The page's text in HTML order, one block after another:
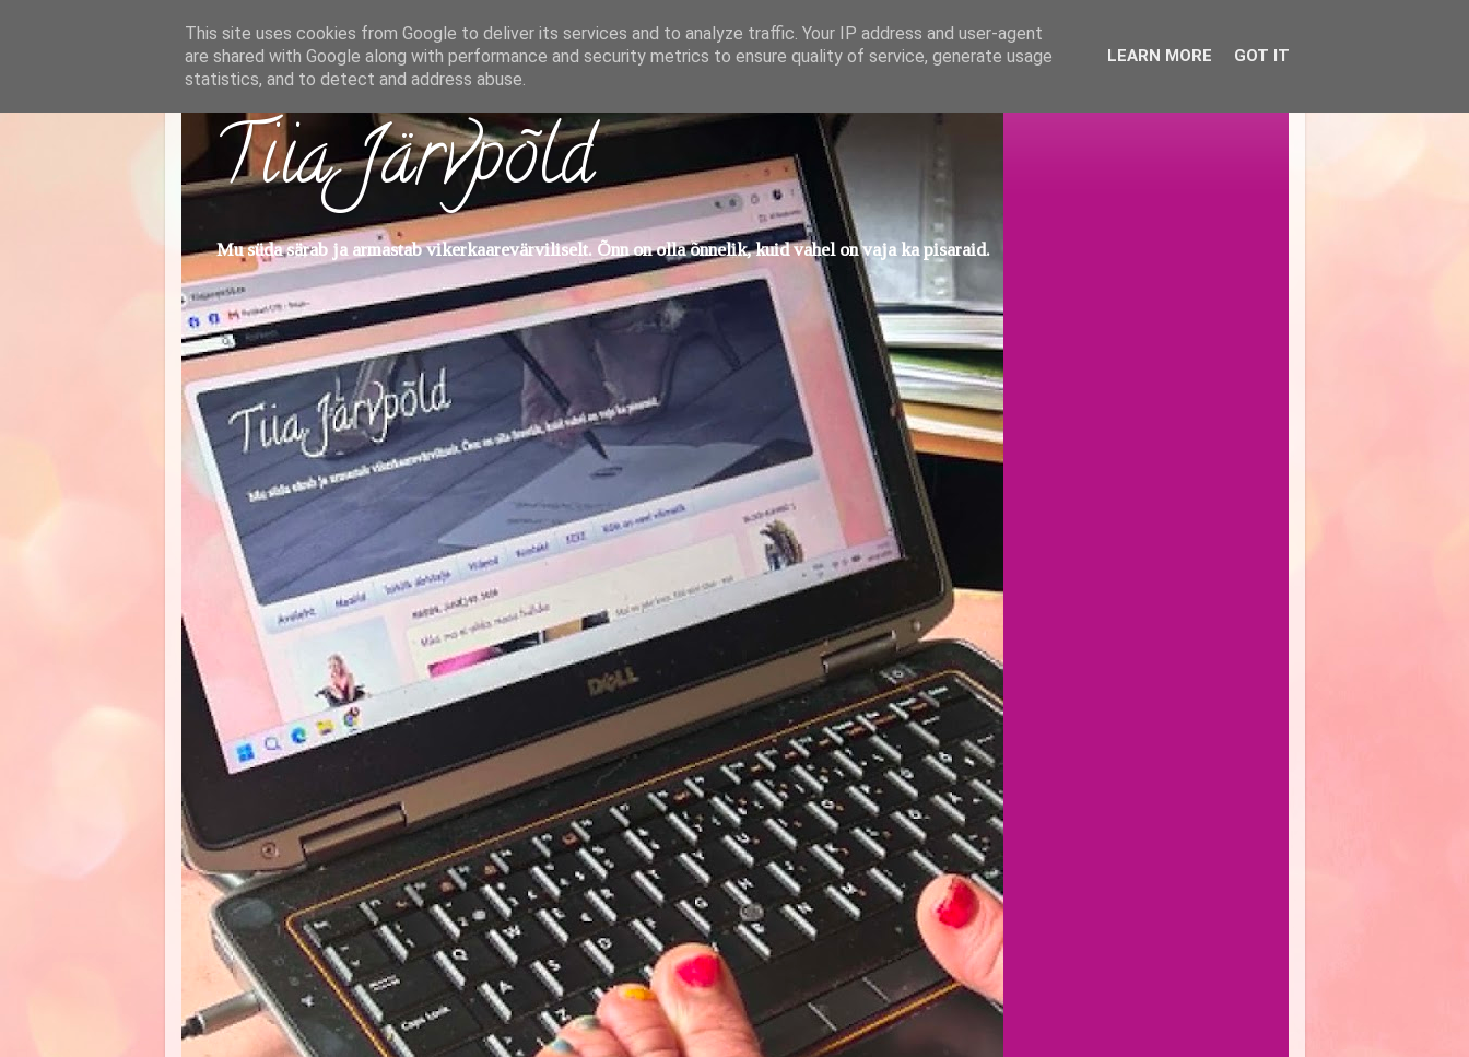
Tiia Järvpõld
Mu süda särab ja armastab vikerkaarevärviliselt. Õnn on olla õnnelik, kuid vahel on vaja ka pisaraid.
This site uses cookies from Google to deliver its services and to analyze traffic. Your IP address and user-agent
are shared with Google along with performance and security metrics to ensure quality of service, generate usage
statistics, and to detect and address abuse.
LEARN MORE GOT IT